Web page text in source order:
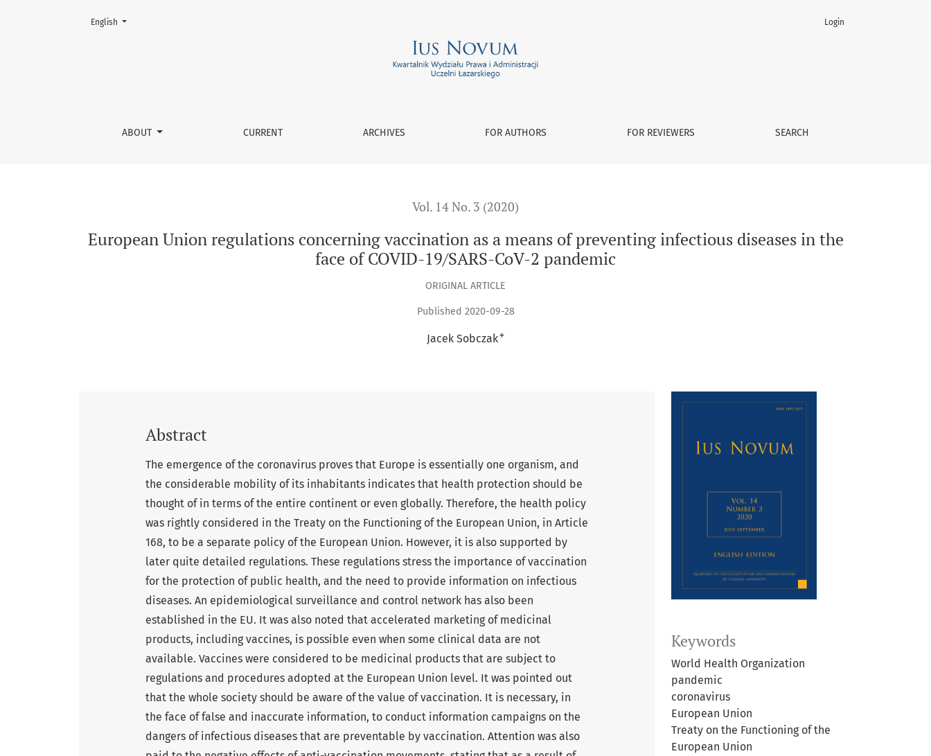
European Union regulations concerning vaccination as a means of preventing infectious diseases in the face of COVID-19/SARS-CoV-2 pandemic
ABOUT CURRENT ARCHIVES FOR AUTHORS FOR REVIEWERS SEARCH
Login
Change the language. The current language is:
English
Vol. 14 No. 3 (2020)
European Union regulations concerning vaccination as a means of preventing infectious diseases in the
face of COVID-19/SARS-CoV-2 pandemic
ORIGINAL ARTICLE
Published 2020-09-28
Jacek Sobczak+
Keywords
World Health Organization
pandemic
coronavirus
European Union
Treaty on the Functioning of the
European Union
Abstract
The emergence of the coronavirus proves that Europe is essentially one organism, and
the considerable mobility of its inhabitants indicates that health protection should be
thought of in terms of the entire continent or even globally. Therefore, the health policy
was rightly considered in the Treaty on the Functioning of the European Union, in Article
168, to be a separate policy of the European Union. However, it is also supported by
later quite detailed regulations. These regulations stress the importance of vaccination
for the protection of public health, and the need to provide information on infectious
diseases. An epidemiological surveillance and control network has also been
established in the EU. It was also noted that accelerated marketing of medicinal
products, including vaccines, is possible even when some clinical data are not
available. Vaccines were considered to be medicinal products that are subject to
regulations and procedures adopted at the European Union level. It was pointed out
that the whole society should be aware of the value of vaccination. It is necessary, in
the face of false and inaccurate information, to conduct information campaigns on the
dangers of infectious diseases that are preventable by vaccination. Attention was also